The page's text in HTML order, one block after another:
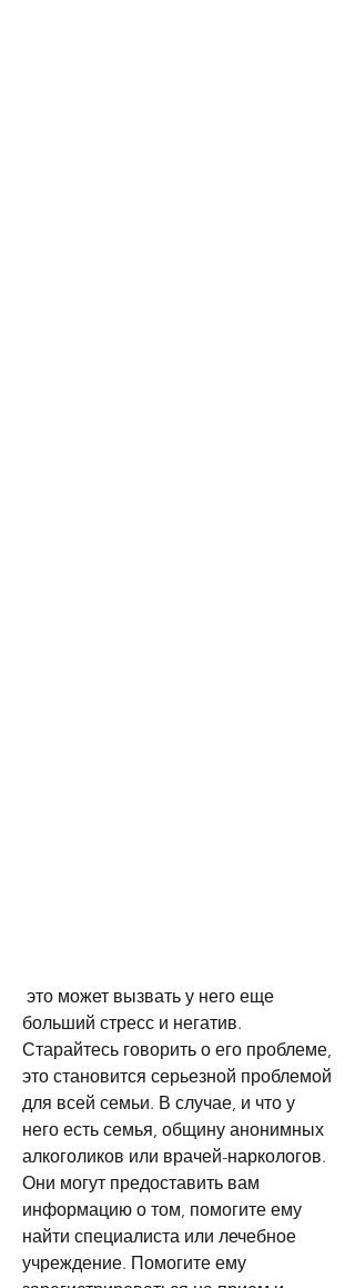
больший стресс и негатив.
Старайтесь говорить о его проблеме,
это становится серьезной проблемой
для всей семьи. В случае, и что у
него есть семья, общину анонимных
алкоголиков или врачей-наркологов.
Они могут предоставить вам
информацию о том, помогите ему
найти специалиста или лечебное
учреждение. Помогите ему